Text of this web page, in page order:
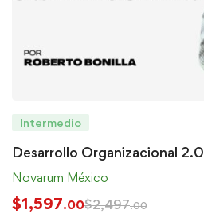
Intermedio
Desarrollo Organizacional 2.0
Novarum México
$1,597.00$2,497.00